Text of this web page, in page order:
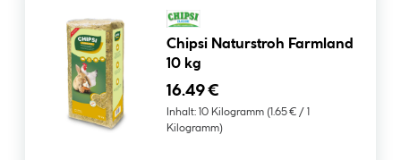
Chipsi Naturstroh Farmland
10 kg
16.49 €
Inhalt: 10 Kilogramm (1.65 € / 1
Kilogramm)